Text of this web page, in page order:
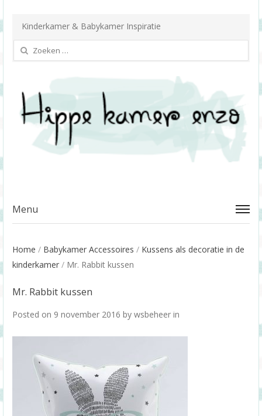
Kinderkamer & Babykamer Inspiratie
Zoeken
naar:
Menu
Home / Babykamer Accessoires / Kussens als decoratie in de
kinderkamer / Mr. Rabbit kussen
Mr. Rabbit kussen
Posted on 9 november 2016 by wsbeheerin